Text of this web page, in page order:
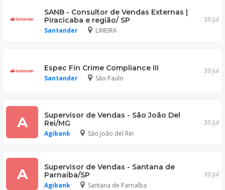
SANB - Consultor de Vendas Externas |
Piracicaba e região/ SP
Santander LIMEIRA
30 Jul
Espec Fin Crime Compliance III
Santander São Paulo
30 Jul
A
Supervisor de Vendas - São João Del
Rei/MG
Agibank São João del Rei
30 Jul
A
Supervisor de Vendas - Santana de
Parnaíba/SP
Agibank Santana de Parnaíba
30 Jul